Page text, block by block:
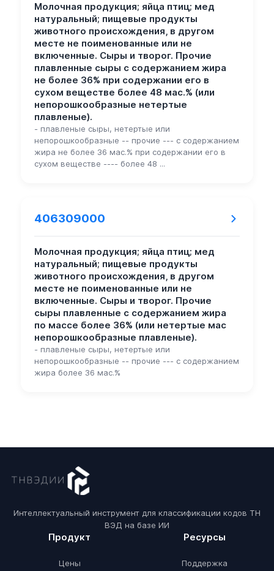
Молочная продукция; яйца птиц; мед
натуральный; пищевые продукты
животного происхождения, в другом
месте не поименованные или не
включенные. Сыры и творог. Прочие
плавленные сыры с содержанием жира
не более 36% при содержании его в
сухом веществе более 48 мас.% (или
непорошкообразные нетертые
плавленые).
- плавленые сыры, нетертые или
непорошкообразные -- прочие --- с содержанием
жира не более 36 мас.% при содержании его в
сухом веществе ---- более 48 ...
406309000
Молочная продукция; яйца птиц; мед
натуральный; пищевые продукты
животного происхождения, в другом
месте не поименованные или не
включенные. Сыры и творог. Прочие
сыры плавленные с содержанием жира
по массе более 36% (или нетертые мас
непорошкообразные плавленые).
- плавленые сыры, нетертые или
непорошкообразные -- прочие --- с содержанием
жира более 36 мас.%
Интеллектуальный инструмент для классификации кодов ТН
ВЭД на базе ИИ
Продукт
Цены
Ресурсы
Поддержка